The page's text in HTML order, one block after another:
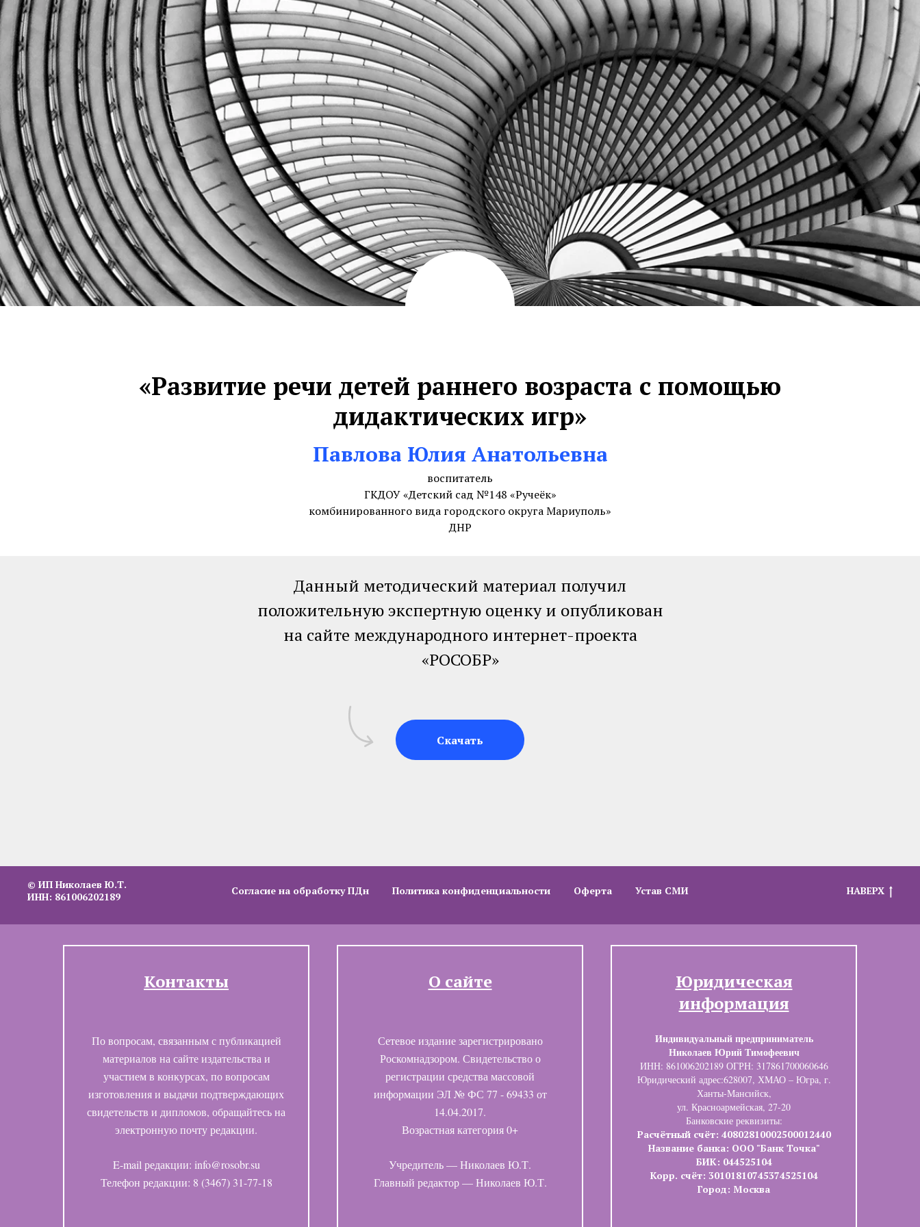
«Развитие речи детей раннего возраста с помощью
дидактических игр»
Павлова Юлия Анатольевна
воспитатель
ГКДОУ «Детский сад №148 «Ручеёк»
комбинированного вида городского округа Мариуполь»
ДНР
Данный методический материал получил
положительную экспертную оценку и опубликован
на сайте международного интернет-проекта
«РОСОБР»
Скачать
© ИП Николаев Ю.Т.
ИНН: 861006202189
Согласие на обработку ПДн Политика конфиденциальности Оферта Устав СМИ НАВЕРХ
Контакты
По вопросам, связанным с публикацией
материалов на сайте издательства и
участием в конкурсах, по вопросам
изготовления и выдачи подтверждающих
свидетельств и дипломов, обращайтесь на
электронную почту редакции.
E-mail редакции: info@rosobr.su
Телефон редакции: 8 (3467) 31-77-18
О сайте
Сетевое издание зарегистрировано
Роскомнадзором. Свидетельство о
регистрации средства массовой
информации ЭЛ № ФС 77 - 69433 от
14.04.2017.
Возрастная категория 0+
Учредитель — Николаев Ю.Т.
Главный редактор — Николаев Ю.Т.
Юридическая
информация
Индивидуальный предприниматель
Николаев Юрий Тимофеевич
ИНН: 861006202189 ОГРН: 317861700060646
Юридический адрес:628007, ХМАО – Югра, г.
Ханты-Мансийск,
ул. Красноармейская, 27-20
Банковские реквизиты:
Расчётный счёт: 40802810002500012440
Название банка: ООО "Банк Точка"
БИК: 044525104
Корр. счёт: 30101810745374525104
Город: Москва